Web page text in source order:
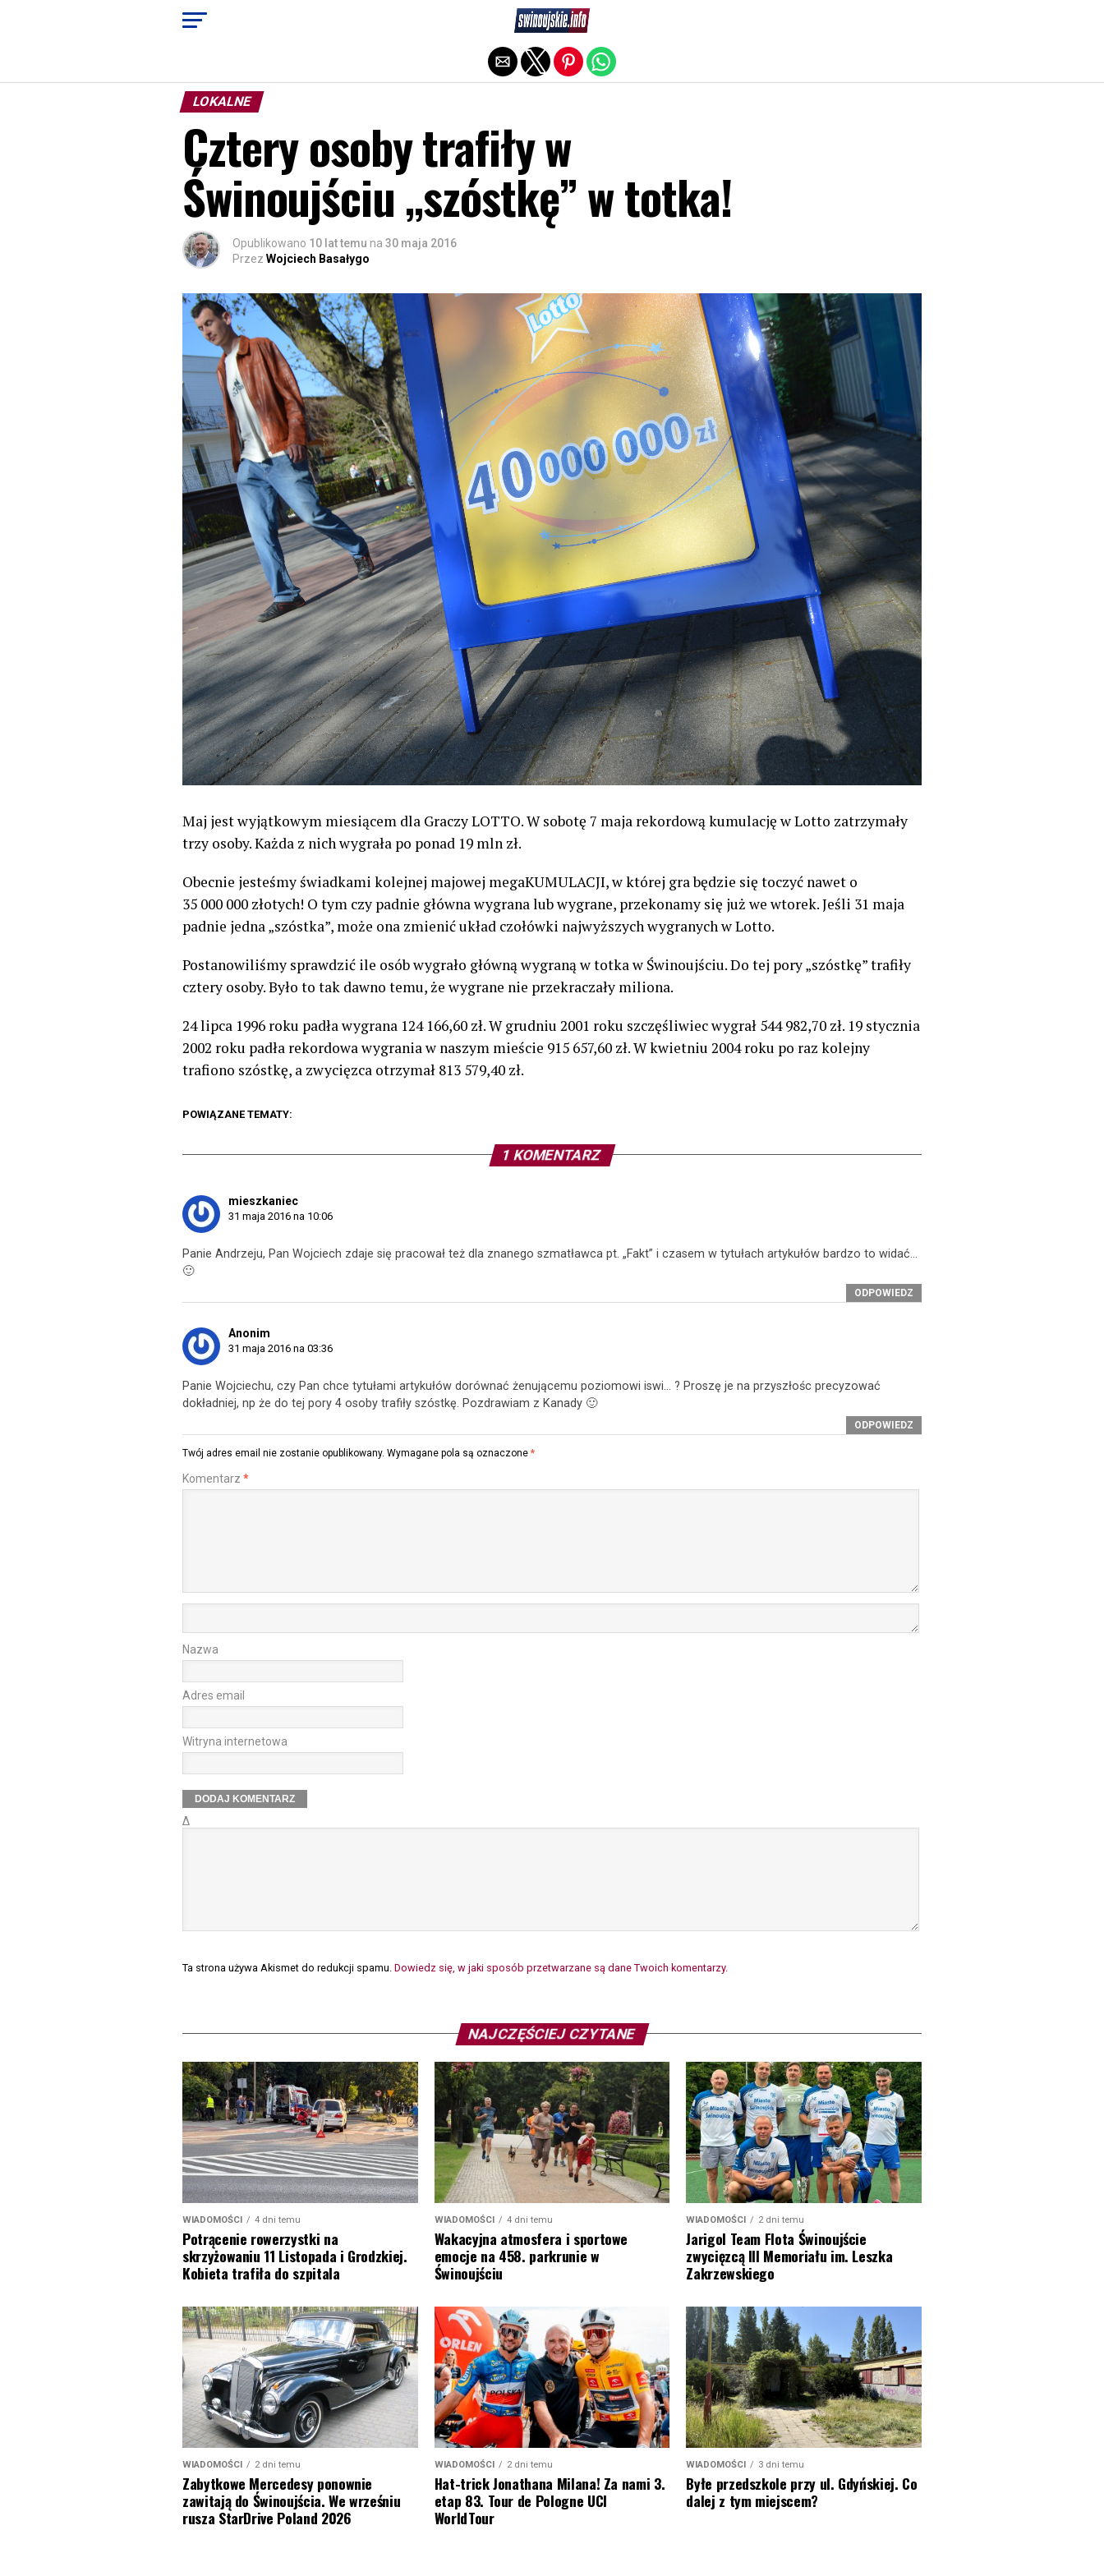
LOKALNE
Cztery osoby trafiły w
Świnoujściu „szóstkę” w totka!
Opublikowano 10 lat temu na 30 maja 2016
Przez Wojciech Basałygo
Maj jest wyjątkowym miesiącem dla Graczy LOTTO. W sobotę 7 maja rekordową kumulację w Lotto zatrzymały
trzy osoby. Każda z nich wygrała po ponad 19 mln zł.
Obecnie jesteśmy świadkami kolejnej majowej megaKUMULACJI, w której gra będzie się toczyć nawet o
35 000 000 złotych! O tym czy padnie główna wygrana lub wygrane, przekonamy się już we wtorek. Jeśli 31 maja
padnie jedna „szóstka”, może ona zmienić układ czołówki najwyższych wygranych w Lotto.
Postanowiliśmy sprawdzić ile osób wygrało główną wygraną w totka w Świnoujściu. Do tej pory „szóstkę” trafiły
cztery osoby. Było to tak dawno temu, że wygrane nie przekraczały miliona.
24 lipca 1996 roku padła wygrana 124 166,60 zł. W grudniu 2001 roku szczęśliwiec wygrał 544 982,70 zł. 19 stycznia
2002 roku padła rekordowa wygrania w naszym mieście 915 657,60 zł. W kwietniu 2004 roku po raz kolejny
trafiono szóstkę, a zwycięzca otrzymał 813 579,40 zł.
POWIĄZANE TEMATY:
1 KOMENTARZ
mieszkaniec
31 maja 2016 na 10:06
Panie Andrzeju, Pan Wojciech zdaje się pracował też dla znanego szmatławca pt. „Fakt” i czasem w tytułach artykułów bardzo to widać…
🙂
ODPOWIEDZ
Anonim
31 maja 2016 na 03:36
Panie Wojciechu, czy Pan chce tytułami artykułów dorównać żenującemu poziomowi iswi… ? Proszę je na przyszłośc precyzować
dokładniej, np że do tej pory 4 osoby trafiły szóstkę. Pozdrawiam z Kanady 🙂
ODPOWIEDZ
Twój adres email nie zostanie opublikowany. Wymagane pola są oznaczone *
Komentarz *
Nazwa
Adres email
Witryna internetowa
Δ
Ta strona używa Akismet do redukcji spamu. Dowiedz się, w jaki sposób przetwarzane są dane Twoich komentarzy.
NAJCZĘŚCIEJ CZYTANE
WIADOMOŚCI 4 dni temu
Potrącenie rowerzystki na
skrzyżowaniu 11 Listopada i Grodzkiej.
Kobieta trafiła do szpitala
WIADOMOŚCI 4 dni temu
Wakacyjna atmosfera i sportowe
emocje na 458. parkrunie w
Świnoujściu
WIADOMOŚCI 2 dni temu
Jarigol Team Flota Świnoujście
zwycięzcą III Memoriału im. Leszka
Zakrzewskiego
WIADOMOŚCI 2 dni temu
Zabytkowe Mercedesy ponownie
zawitają do Świnoujścia. We wrześniu
rusza StarDrive Poland 2026
WIADOMOŚCI 2 dni temu
Hat-trick Jonathana Milana! Za nami 3.
etap 83. Tour de Pologne UCI
WorldTour
WIADOMOŚCI 3 dni temu
Byłe przedszkole przy ul. Gdyńskiej. Co
dalej z tym miejscem?
Exit mobile version